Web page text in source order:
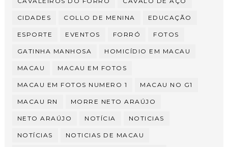
CIDADES COLLO DE MENINA EDUCAÇÃO
ESPORTE EVENTOS FORRÓ FOTOS
GATINHA MANHOSA HOMICÍDIO EM MACAU
MACAU MACAU EM FOTOS
MACAU EM FOTOS NUMERO 1 MACAU NO G1
MACAU RN MORRE NETO ARAÚJO
NETO ARAÚJO NOTÍCIA NOTICIAS
NOTÍCIAS NOTICIAS DE MACAU